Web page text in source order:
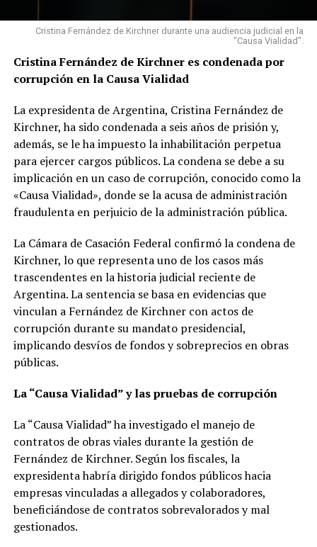
Cristina Fernández de Kirchner durante una audiencia judicial en la
"Causa Vialidad".
Cristina Fernández de Kirchner es condenada por
corrupción en la Causa Vialidad
La expresidenta de Argentina, Cristina Fernández de
Kirchner, ha sido condenada a seis años de prisión y,
además, se le ha impuesto la inhabilitación perpetua
para ejercer cargos públicos. La condena se debe a su
implicación en un caso de corrupción, conocido como la
«Causa Vialidad», donde se la acusa de administración
fraudulenta en perjuicio de la administración pública.
La Cámara de Casación Federal confirmó la condena de
Kirchner, lo que representa uno de los casos más
trascendentes en la historia judicial reciente de
Argentina. La sentencia se basa en evidencias que
vinculan a Fernández de Kirchner con actos de
corrupción durante su mandato presidencial,
implicando desvíos de fondos y sobreprecios en obras
públicas.
La “Causa Vialidad” y las pruebas de corrupción
La “Causa Vialidad” ha investigado el manejo de
contratos de obras viales durante la gestión de
Fernández de Kirchner. Según los fiscales, la
expresidenta habría dirigido fondos públicos hacia
empresas vinculadas a allegados y colaboradores,
beneficiándose de contratos sobrevalorados y mal
gestionados.